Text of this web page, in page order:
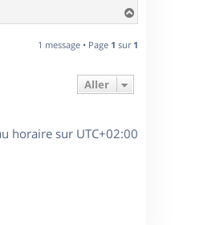
a
t
1 message • Page 1 sur 1
Aller
horaire sur UTC+02:00